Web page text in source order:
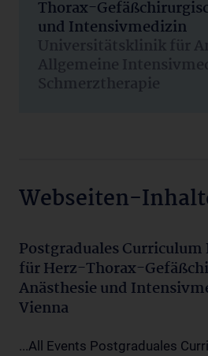
Thorax-
und Intensivmedizin
Universitätsklinik für
Allgemeine
Schmerztherapie
Webseiten-
Postgraduales
für Herz-Thorax-
Anästhesie und
Vienna
...All Events Postgraduales